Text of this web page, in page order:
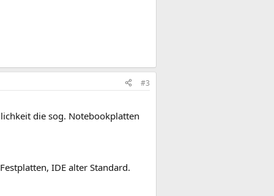
#3
die sog. Notebookplatten
IDE alter Standard.